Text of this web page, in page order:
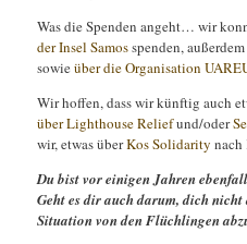
Was die Spenden angeht… wir
der Insel Samosspenden,
sowieüber die Organisation
Wir hoffen, dass wir künftig auch
über Lighthouse Reliefund/oder
wir, etwas überKos Solidarity nach
Du bist vor einigen Jahren
Geht es dir auch darum, dich
Situation von den Flüchlingen